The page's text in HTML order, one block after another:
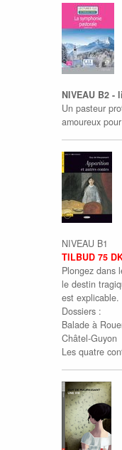
NIVEAU B2 -
Un pasteur
amoureux
NIVEAU B1
TILBUD 75
Plongez dans
le destin
est explicable.
Dossiers :
Balade à
Châtel-Guyon
Les quatre